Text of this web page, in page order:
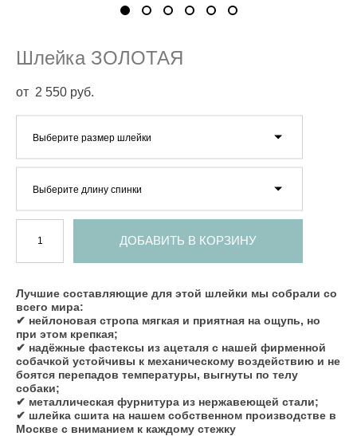
Шлейка ЗОЛОТАЯ
от 2 550 pуб.
Выберите размер шлейки
Выберите длину спинки
ДОБАВИТЬ В КОРЗИНУ
Лучшие составляющие для этой шлейки мы собрали со
всего мира:
✔ нейлоновая стропа мягкая и приятная на ощупь, но
при этом крепкая;
✔ надёжные фастексы из ацеталя с нашей фирменной
собачкой устойчивы к механическому воздействию и не
боятся перепадов температуры, выгнуты по телу
собаки;
✔ металлическая фурнитура из нержавеющей стали;
✔ шлейка сшита на нашем собственном производстве в
Москве с вниманием к каждому стежку